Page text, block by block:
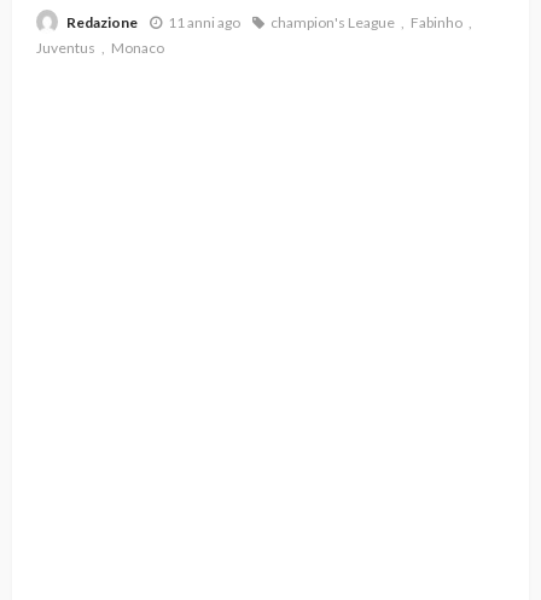
Redazione 11 anni ago champion's League
Fabinho
Juventus
Monaco